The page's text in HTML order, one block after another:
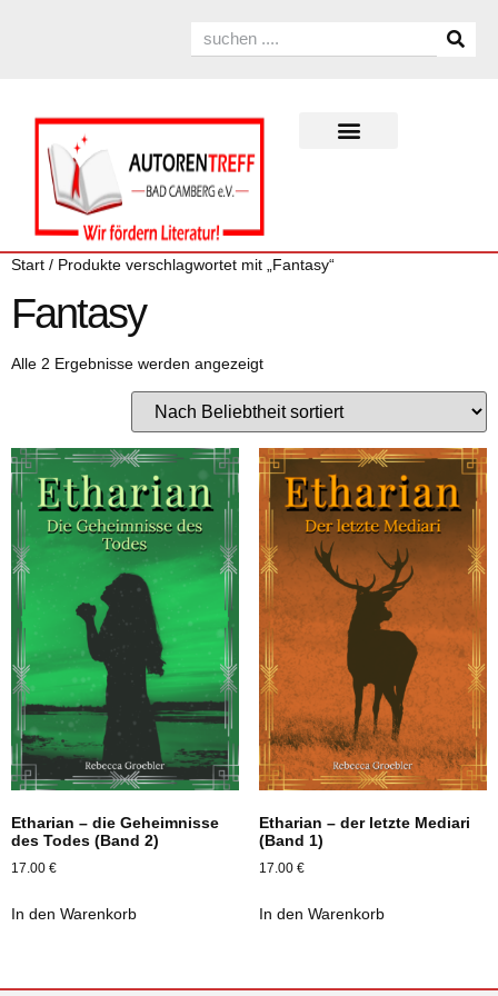
Start / Produkte verschlagwortet mit „Fantasy“
Fantasy
Alle 2 Ergebnisse werden angezeigt
Etharian – die Geheimnisse
des Todes (Band 2)
17.00 €
In den Warenkorb
Etharian – der letzte Mediari
(Band 1)
17.00 €
In den Warenkorb